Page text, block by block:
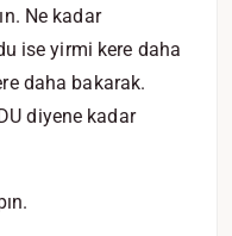
Ne kadar
ise yirmi kere daha
daha bakarak.
diyene kadar